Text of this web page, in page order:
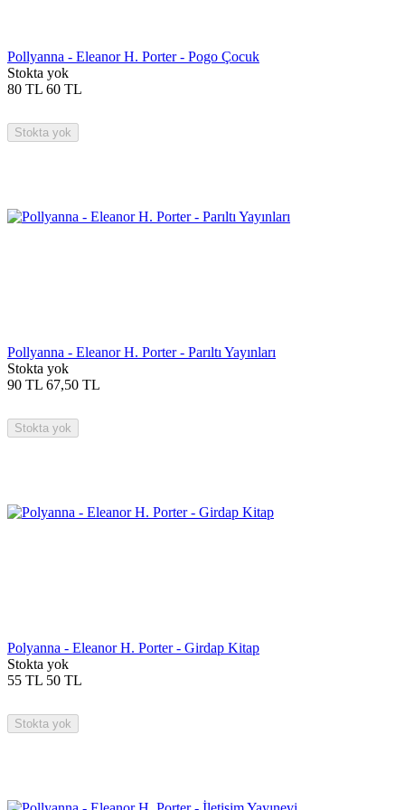
Pollyanna - Eleanor H. Porter - Pogo Çocuk
Stokta yok
80 TL 60 TL
Stokta yok
Pollyanna - Eleanor H. Porter - Parıltı Yayınları
Stokta yok
90 TL 67,50 TL
Stokta yok
Polyanna - Eleanor H. Porter - Girdap Kitap
Stokta yok
55 TL 50 TL
Stokta yok